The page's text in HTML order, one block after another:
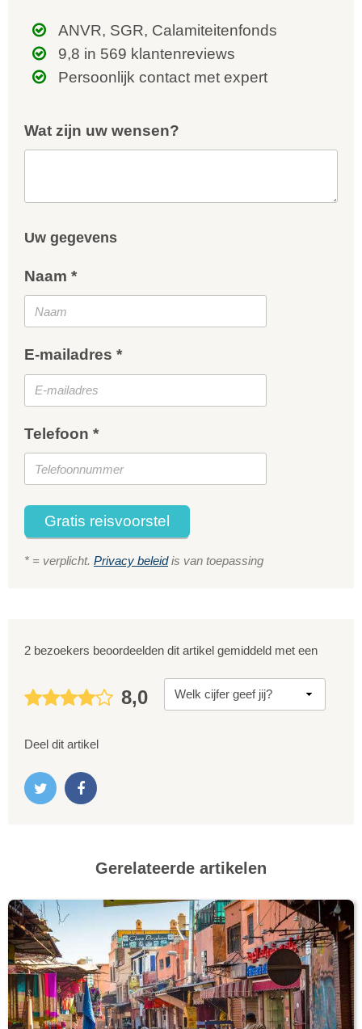
ANVR, SGR, Calamiteitenfonds
9,8 in 569 klantenreviews
Persoonlijk contact met expert
Wat zijn uw wensen?
Uw gegevens
Naam *
E-mailadres *
Telefoon *
Gratis reisvoorstel
* = verplicht. Privacy beleidis van toepassing
2 bezoekers beoordeelden dit artikel gemiddeld met een
8,0
Deel dit artikel
Gerelateerde artikelen